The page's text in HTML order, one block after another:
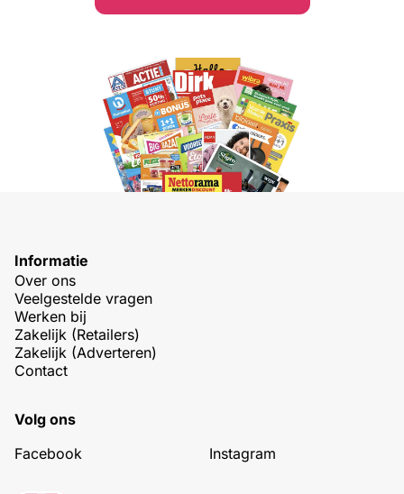
Informatie
Over ons
Veelgestelde vragen
Werken bij
Zakelijk (Retailers)
Zakelijk (Adverteren)
Contact
Volg ons
Facebook
Instagram